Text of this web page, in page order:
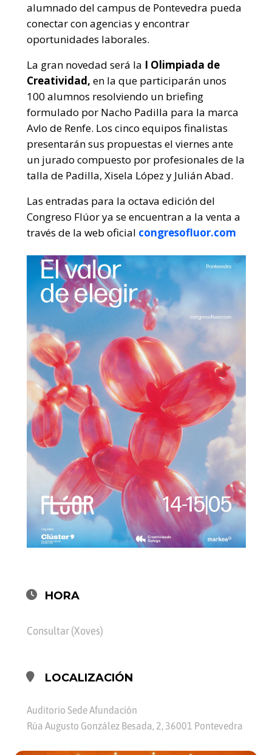
alumnado del campus de Pontevedra pueda
conectar con agencias y encontrar
oportunidades laborales.
La gran novedad será la I Olimpiada de
Creatividad, en la que participarán unos
100 alumnos resolviendo un briefing
formulado por Nacho Padilla para la marca
Avlo de Renfe. Los cinco equipos finalistas
presentarán sus propuestas el viernes ante
un jurado compuesto por profesionales de la
talla de Padilla, Xisela López y Julián Abad.
Las entradas para la octava edición del
Congreso Flúor ya se encuentran a la venta a
través de la web oficial congresofluor.com
HORA
Consultar (Xoves)
LOCALIZACIÓN
Auditorio Sede Afundación
Rúa Augusto González Besada, 2, 36001 Pontevedra